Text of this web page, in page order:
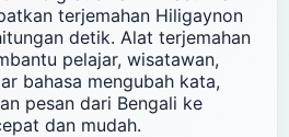
terjemahan Hiligaynon
detik. Alat terjemahan
pelajar, wisatawan,
bahasa mengubah kata,
pesan dari Bengali ke
dan mudah.